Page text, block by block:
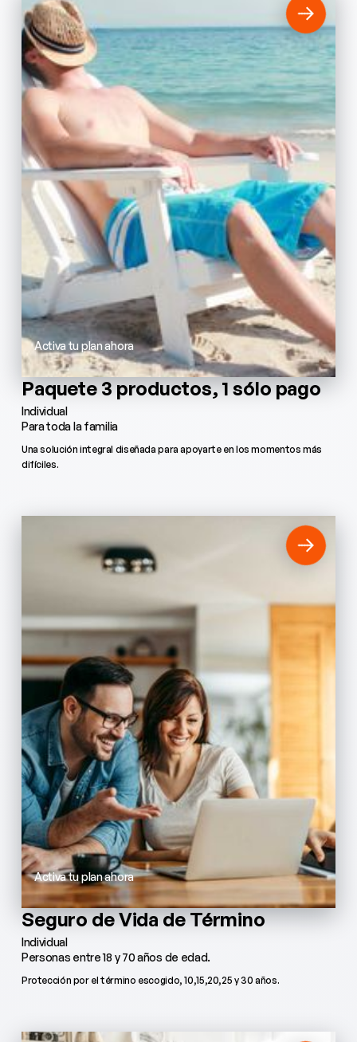
Activa tu plan ahora
Paquete 3 productos, 1 sólo pago
Individual
Para toda la familia
Una solución integral diseñada para apoyarte en los momentos más
difíciles.
Activa tu plan ahora
Seguro de Vida de Término
Individual
Personas entre 18 y 70 años de edad.
Protección por el término escogido, 10,15,20,25 y 30 años.